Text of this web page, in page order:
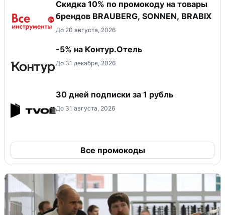
Скидка 10% по промокоду на товары
брендов BRAUBERG, SONNEN, BRABIX
До 20 августа, 2026
-5% на Контур.Отель
До 31 декабря, 2026
30 дней подписки за 1 рубль
До 31 августа, 2026
Все промокоды